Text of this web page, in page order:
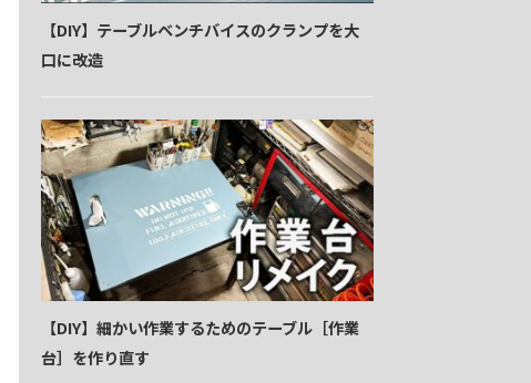
【DIY】テーブルベンチバイスのクランプを大
口に改造
【DIY】細かい作業するためのテーブル［作業
台］を作り直す